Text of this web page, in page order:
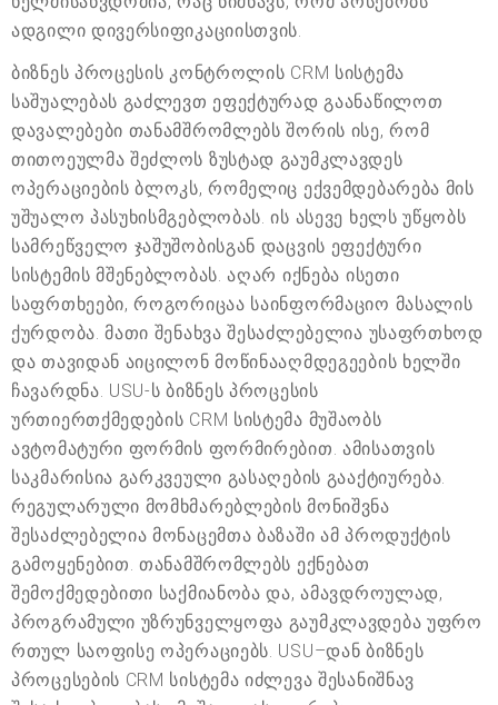
ადგილი დივერსიფიკაციისთვის.
ბიზნეს პროცესის კონტროლის CRM სისტემა
საშუალებას გაძლევთ ეფექტურად გაანაწილოთ
დავალებები თანამშრომლებს შორის ისე, რომ
თითოეულმა შეძლოს ზუსტად გაუმკლავდეს
ოპერაციების ბლოკს, რომელიც ექვემდებარება მის
უშუალო პასუხისმგებლობას. ის ასევე ხელს უწყობს
სამრეწველო ჯაშუშობისგან დაცვის ეფექტური
სისტემის მშენებლობას. აღარ იქნება ისეთი
საფრთხეები, როგორიცაა საინფორმაციო მასალის
ქურდობა. მათი შენახვა შესაძლებელია უსაფრთხოდ
და თავიდან აიცილონ მოწინააღმდეგეების ხელში
ჩავარდნა. USU-ს ბიზნეს პროცესის
ურთიერთქმედების CRM სისტემა მუშაობს
ავტომატური ფორმის ფორმირებით. ამისათვის
საკმარისია გარკვეული გასაღების გააქტიურება.
რეგულარული მომხმარებლების მონიშვნა
შესაძლებელია მონაცემთა ბაზაში ამ პროდუქტის
გამოყენებით. თანამშრომლებს ექნებათ
შემოქმედებითი საქმიანობა და, ამავდროულად,
პროგრამული უზრუნველყოფა გაუმკლავდება უფრო
რთულ საოფისე ოპერაციებს. USU–დან ბიზნეს
პროცესების CRM სისტემა იძლევა შესანიშნავ